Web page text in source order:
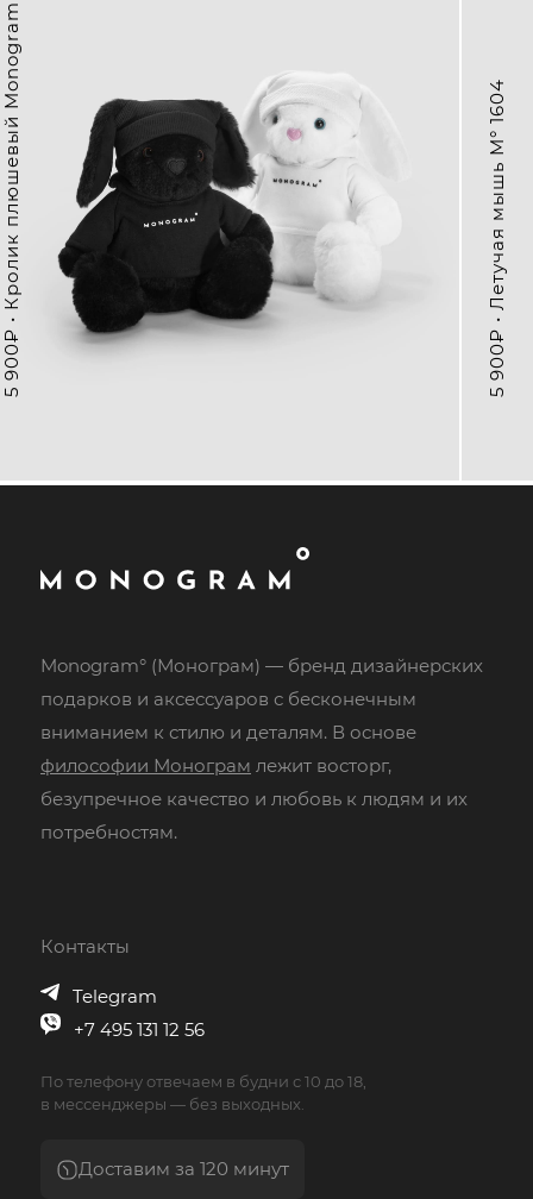
5 900₽ • Кролик плюшевый Monogram 5 900₽ • Летучая мышь M° 1604
Monogram° (Монограм) — бренд дизайнерских
подарков и аксессуаров с бесконечным
вниманием к стилю и деталям. В основе
философии Монограм лежит восторг,
безупречное качество и любовь к людям и их
потребностям.
Контакты
Telegram
+7 495 131 12 56
По телефону отвечаем в будни с 10 до 18,
в мессенджеры — без выходных.
Доставим за 120 минут